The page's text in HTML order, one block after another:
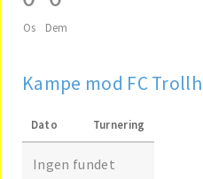
Os Dem
Kampe mod FC
Dato Turnering
Ingen fundet